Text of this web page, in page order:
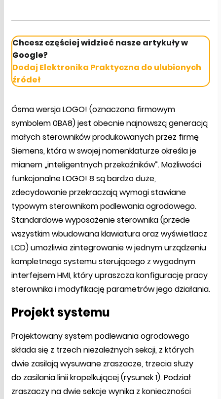
Chcesz częściej widzieć nasze artykuły w
Google?
Dodaj Elektronika Praktyczna do ulubionych
źródeł
Ósma wersja LOGO! (oznaczona firmowym
symbolem 0BA8) jest obecnie najnowszą generacją
małych sterowników produkowanych przez firmę
Siemens, która w swojej nomenklaturze określa je
mianem „inteligentnych przekaźników”. Możliwości
funkcjonalne LOGO! 8 są bardzo duże,
zdecydowanie przekraczają wymogi stawiane
typowym sterownikom podlewania ogrodowego.
Standardowe wyposażenie sterownika (przede
wszystkim wbudowana klawiatura oraz wyświetlacz
LCD) umożliwia zintegrowanie w jednym urządzeniu
kompletnego systemu sterującego z wygodnym
interfejsem HMI, który upraszcza konfigurację pracy
sterownika i modyfikację parametrów jego działania.
Projekt systemu
Projektowany system podlewania ogrodowego
składa się z trzech niezależnych sekcji, z których
dwie zasilają wysuwane zraszacze, trzecia służy
do zasilania linii kropelkującej (rysunek 1). Podział
zraszaczy na dwie sekcje wynika z konieczności